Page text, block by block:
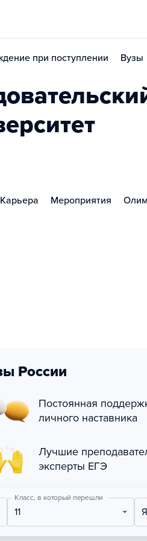
при поступлении Вузы
Карьера Мероприятия
России
Постоянная
личного наставника
Лучшие
эксперты ЕГЭ
Класс, в который перешли
11